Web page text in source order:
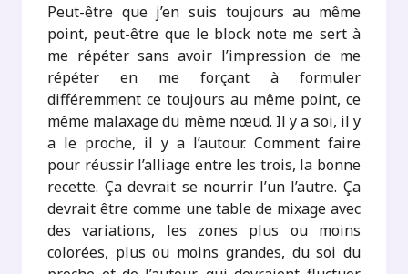
Peut-être que j’en suis toujours au même
point, peut-être que le block note me sert à
me répéter sans avoir l’impression de me
répéter en me forçant à formuler
différemment ce toujours au même point, ce
même malaxage du même nœud. Il y a soi, il y
a le proche, il y a l’autour. Comment faire
pour réussir l’alliage entre les trois, la bonne
recette. Ça devrait se nourrir l’un l’autre. Ça
devrait être comme une table de mixage avec
des variations, les zones plus ou moins
colorées, plus ou moins grandes, du soi du